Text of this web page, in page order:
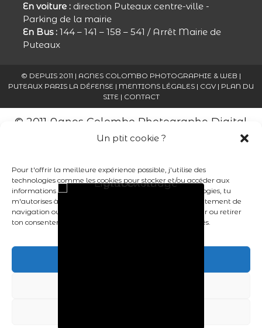
Un ptit cookie ?
Pour t'offrir la meilleure expérience possible, j'utilise des
technologies comme les cookies pour stocker et/ou accéder aux
informations de ton appareil. En acceptant ces technologies, tu
m'autorises à traiter des données telles que ton comportement de
navigation ou tes identifiants uniques sur ce site. Refuser ou retirer
ton consentement peut affecter certaines fonctionnalités.
En voiture :direction Puteaux centre-ville -
Parking de la mairie
En Bus : 144 – 141 – 158 – 541 / Arrêt Mairie de
Puteaux
© DEPUIS 2011 | AGNES COLOMBO PHOTOGRAPHIE & WEB |
PUTEAUX PARIS LA DÉFENSE | MENTIONS LÉGALES | CGV| PLAN DU
SITE| CONTACT
© 2011 Agnes Colombo Photographe Digital
Paris La Défense |
Mentions
Boutique, LLC